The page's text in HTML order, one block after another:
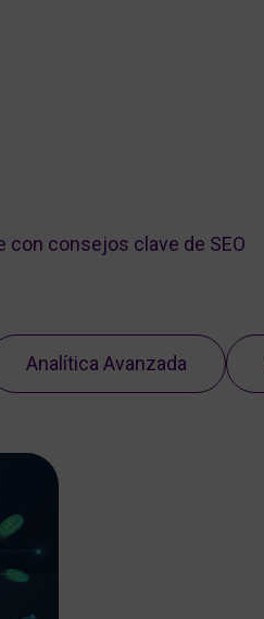
consejos clave de SEO
Analítica Avanzada